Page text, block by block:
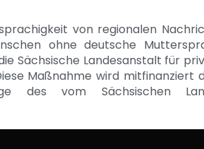
von regionalen
ohne deutsche
Sächsische Landesanstalt für
Maßnahme wird mitfinanziert
des vom Sächsischen